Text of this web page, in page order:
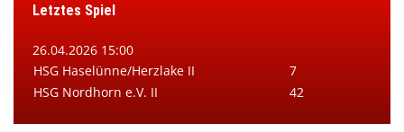
Letztes Spiel
26.04.2026 15:00
HSG Haselünne/Herzlake II
7
HSG Nordhorn e.V. II
42